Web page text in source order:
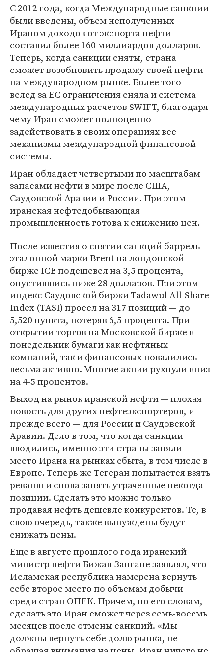
С 2012 года, когда Международные санкции
были введены, объем неполученных
Ираном доходов от экспорта нефти
составил более 160 миллиардов долларов.
Теперь, когда санкции сняты, страна
сможет возобновить продажу своей нефти
на международном рынке. Более того —
вслед за ЕС ограничения сняла и система
международных расчетов SWIFT, благодаря
чему Иран сможет полноценно
задействовать в своих операциях все
механизмы международной финансовой
системы.
Иран обладает четвертыми по масштабам
запасами нефти в мире после США,
Саудовской Аравии и России. При этом
иранская нефтедобывающая
промышленность готова к снижению цен.
После известия о снятии санкций баррель
эталонной марки Brent на лондонской
бирже ICE подешевел на 3,5 процента,
опустившись ниже 28 долларов. При этом
индекс Саудовской биржи Tadawul All-Share
Index (TASI) просел на 317 позиций — до
5,520 пункта, потеряв 6,5 процента. При
открытии торгов на Московской бирже в
понедельник бумаги как нефтяных
компаний, так и финансовых повалились
весьма активно. Многие акции рухнули вниз
на 4-5 процентов.
Выход на рынок иранской нефти — плохая
новость для других нефтеэкспортеров, и
прежде всего — для России и Саудовской
Аравии. Дело в том, что когда санкции
вводились, именно эти страны заняли
место Ирана на рынках сбыта, в том числе в
Европе. Теперь же Тегеран попытается взять
реванш и снова занять утраченные некогда
позиции. Сделать это можно только
продавая нефть дешевле конкурентов. Те, в
свою очередь, также вынуждены будут
снижать цены.
Еще в августе прошлого года иранский
министр нефти Бижан Зангане заявлял, что
Исламская республика намерена вернуть
себе второе место по объемам добычи
среди стран ОПЕК. Причем, по его словам,
сделать это Иран сможет через семь-восемь
месяцев после отмены санкций. «Мы
должны вернуть себе долю рынка, не